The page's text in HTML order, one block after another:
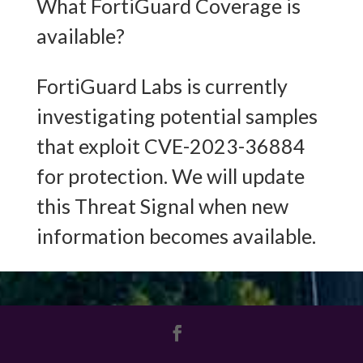
What FortiGuard Coverage is
available?
FortiGuard Labs is currently
investigating potential samples
that exploit CVE-2023-36884
for protection. We will update
this Threat Signal when new
information becomes available.